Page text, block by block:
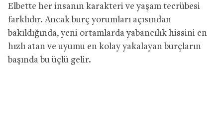
Elbette her insanın karakteri ve yaşam tecrübesi
farklıdır. Ancak burç yorumları açısından
bakıldığında, yeni ortamlarda yabancılık hissini en
hızlı atan ve uyumu en kolay yakalayan burçların
başında bu üçlü gelir.